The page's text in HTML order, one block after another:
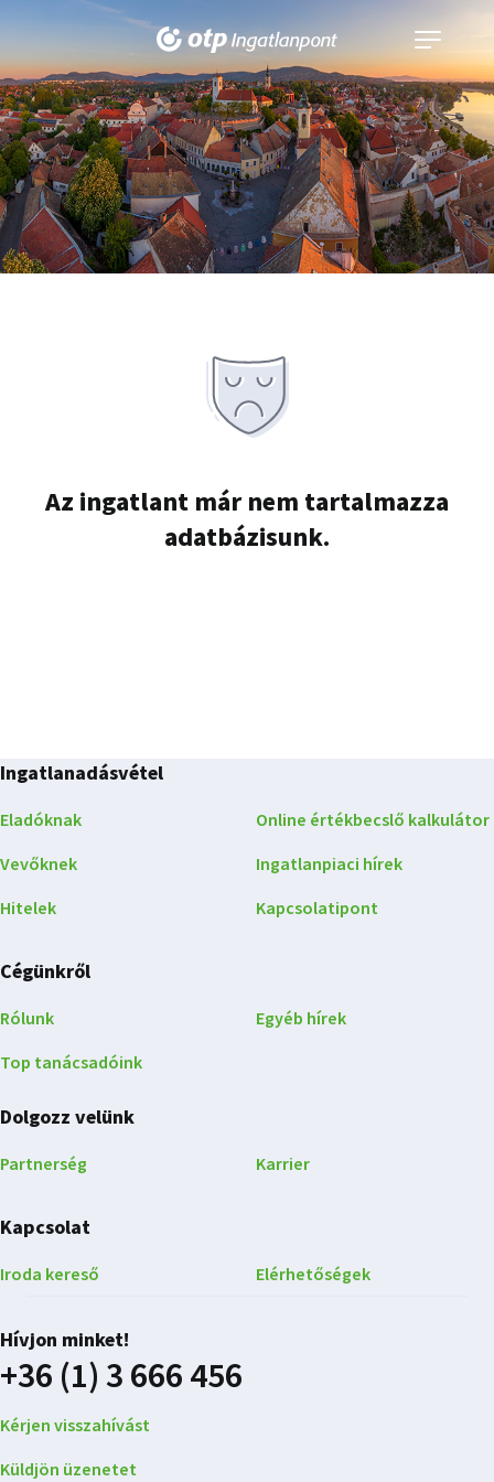
Navigáció
kinyitása
Az ingatlant már nem tartalmazza
adatbázisunk.
Ingatlanadásvétel
Eladóknak
Vevőknek
Hitelek
Online értékbecslő kalkulátor
Ingatlanpiaci hírek
Kapcsolatipont
Cégünkről
Rólunk
Top tanácsadóink
Egyéb hírek
Dolgozz velünk
Partnerség Karrier
Kapcsolat
Iroda kereső Elérhetőségek
Hívjon minket!
+36 (1) 3 666 456
Kérjen visszahívást
Küldjön üzenetet